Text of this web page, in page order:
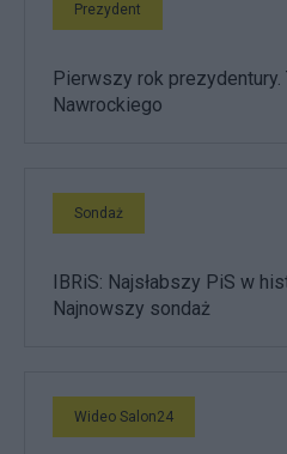
Prezydent
Pierwszy rok prezydentury.
Nawrockiego
Sondaż
IBRiS: Najsłabszy PiS w
Najnowszy sondaż
Wideo Salon24